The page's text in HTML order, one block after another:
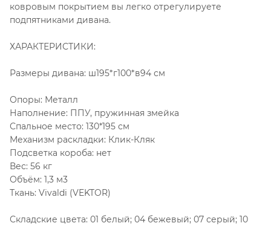
ковровым покрытием вы легко отрегулируете
подпятниками дивана.
ХАРАКТЕРИСТИКИ:
Размеры дивана: ш195*г100*в94 см
Опоры: Металл
Наполнение: ППУ, пружинная змейка
Спальное место: 130*195 см
Механизм раскладки: Клик-Кляк
Подсветка короба: нет
Вес: 56 кг
Объём: 1,3 м3
Ткань: Vivaldi (VEKTOR)
Складские цвета: 01 белый; 04 бежевый; 07 серый; 10